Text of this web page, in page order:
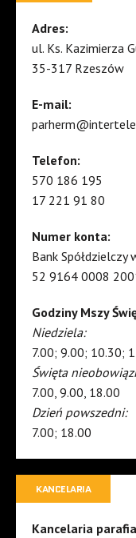
Adres:
ul. Ks. Kazimierza
35-317 Rzeszów
E-mail:
Telefon:
570 186 195
17 221 91 80
Numer konta:
Bank Spółdzielczy
52 9164 0008
Godziny Mszy
Niedziela:
7.00; 9.00; 10.30;
Święta
7.00, 9.00, 18.00
Dzień powszedni:
7.00; 18.00
KANCELARIA
Kancelaria